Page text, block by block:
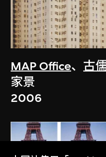
MAP Office、 古
家景
2006